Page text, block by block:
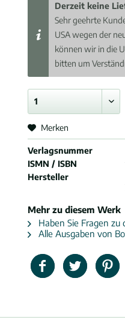
Derzeit keine
Sehr geehrte
USA wegen der
können wir in die
bitten um
Merken
Verlagsnummer
ISMN / ISBN
Hersteller
Mehr zu diesem Werk
Haben Sie Fragen zu
Alle Ausgaben von